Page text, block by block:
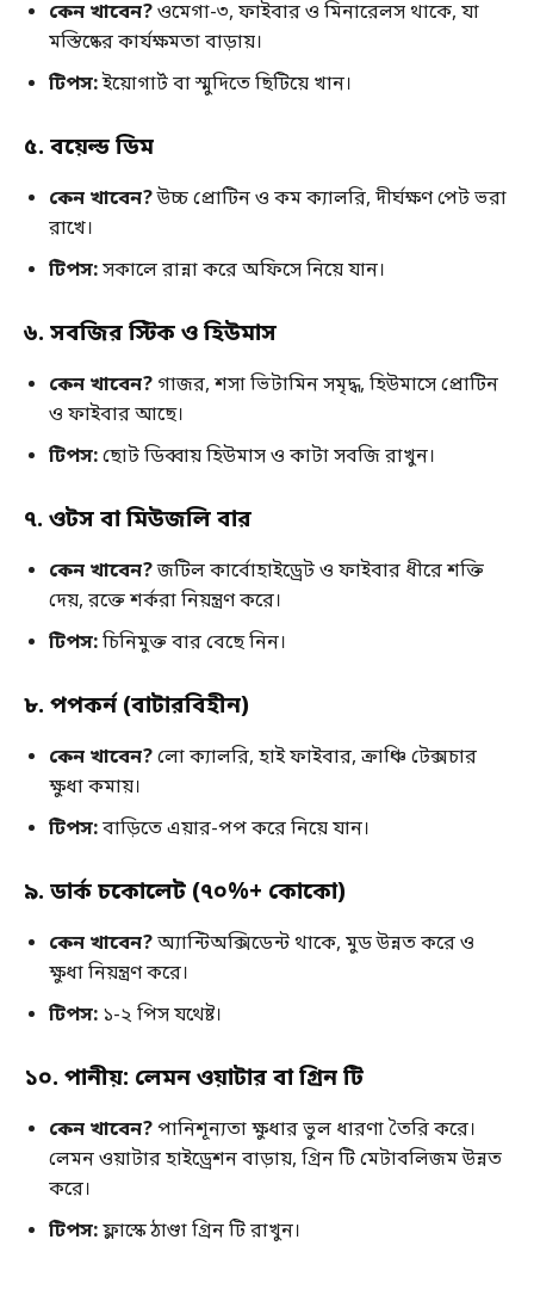
কেন খাবেন?ওমেগা-৩, ফাইবার ও মিনারেলস থাকে, যা
মস্তিষ্কের কার্যক্ষমতা বাড়ায়।
টিপস:ইয়োগার্ট বা স্মুদিতে ছিটিয়ে খান।
৫. বয়েল্ড ডিম
কেন খাবেন?উচ্চ প্রোটিন ও কম ক্যালরি, দীর্ঘক্ষণ পেট ভরা
রাখে।
টিপস:সকালে রান্না করে অফিসে নিয়ে যান।
৬. সবজির স্টিক ও হিউমাস
কেন খাবেন? গাজর, শসা ভিটামিন সমৃদ্ধ, হিউমাসে প্রোটিন
ও ফাইবার আছে।
টিপস:ছোট ডিব্বায় হিউমাস ও কাটা সবজি রাখুন।
৭. ওটস বা মিউজলি বার
কেন খাবেন?জটিল কার্বোহাইড্রেট ও ফাইবার ধীরে শক্তি
দেয়, রক্তে শর্করা নিয়ন্ত্রণ করে।
টিপস:চিনিমুক্ত বার বেছে নিন।
৮. পপকর্ন (বাটারবিহীন)
কেন খাবেন?লো ক্যালরি, হাই ফাইবার, ক্রাঞ্চি টেক্সচার
ক্ষুধা কমায়।
টিপস:বাড়িতে এয়ার-পপ করে নিয়ে যান।
৯. ডার্ক চকোলেট (৭০%+ কোকো)
কেন খাবেন?অ্যান্টিঅক্সিডেন্ট থাকে, মুড উন্নত করে ও
ক্ষুধা নিয়ন্ত্রণ করে।
টিপস: ১-২ পিস যথেষ্ট।
১০. পানীয়: লেমন ওয়াটার বা গ্রিন টি
কেন খাবেন?পানিশূন্যতা ক্ষুধার ভুল ধারণা তৈরি করে।
লেমন ওয়াটার হাইড্রেশন বাড়ায়, গ্রিন টি মেটাবলিজম উন্নত
করে।
টিপস:ফ্লাস্কে ঠাণ্ডা গ্রিন টি রাখুন।